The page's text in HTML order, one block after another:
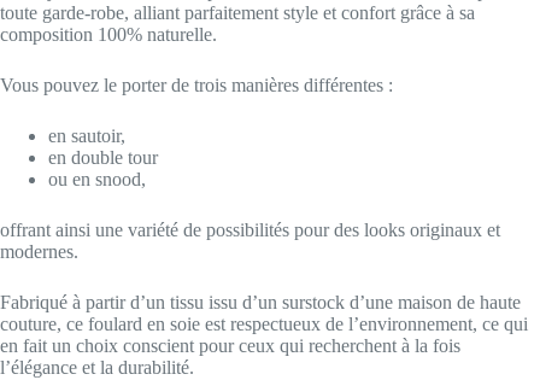
toute garde-robe, alliant parfaitement style et confort grâce à sa
composition 100% naturelle.
Vous pouvez le porter de trois manières différentes :
en sautoir,
en double tour
ou en snood,
offrant ainsi une variété de possibilités pour des looks originaux et
modernes.
Fabriqué à partir d’un tissu issu d’un surstock d’une maison de haute
couture, ce foulard en soie est respectueux de l’environnement, ce qui
en fait un choix conscient pour ceux qui recherchent à la fois
l’élégance et la durabilité.